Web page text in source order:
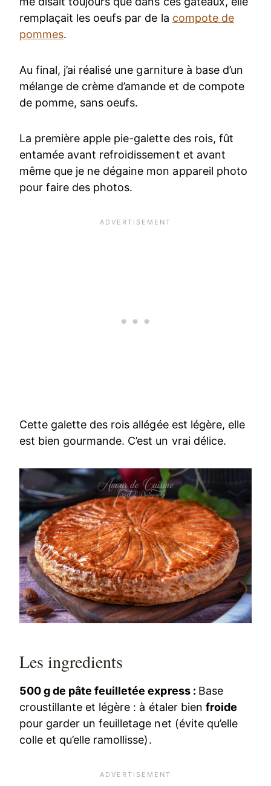
remplaçait les oeufs par de la compote de
pommes.
Au final, j’ai réalisé une garniture à base d’un
mélange de crème d’amande et de compote
de pomme, sans oeufs.
La première apple pie-galette des rois, fût
entamée avant refroidissement et avant
même que je ne dégaine mon appareil photo
pour faire des photos.
Cette galette des rois allégée est légère, elle
est bien gourmande. C’est un vrai délice.
Les ingredients
500 g de pâte feuilletée express : Base
croustillante et légère : à étaler bien froide
pour garder un feuilletage net (évite qu’elle
colle et qu’elle ramollisse).